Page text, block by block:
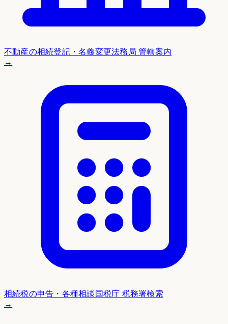
不動産の相続登記・名義変更法務局 管轄案内
→
相続税の申告・各種相談 国税庁 税務署検索
→